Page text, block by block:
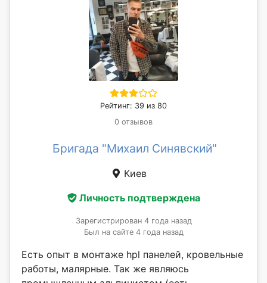
Рейтинг: 39 из 80
0 отзывов
Бригада "Михаил Синявский"
Киев
Личность подтверждена
Зарегистрирован 4 года назад
Был на сайте 4 года назад
Есть опыт в монтаже hpl панелей, кровельные
работы, малярные. Так же являюсь